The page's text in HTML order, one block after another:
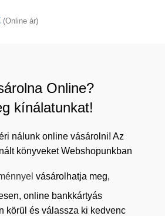
(Online ár)
Online?
kínálatunkat!
nálunk online vásárolni! Az
könyveket Webshopunkban
vásárolhatja meg,
online bankkártyás
körül és válassza ki kedvenc